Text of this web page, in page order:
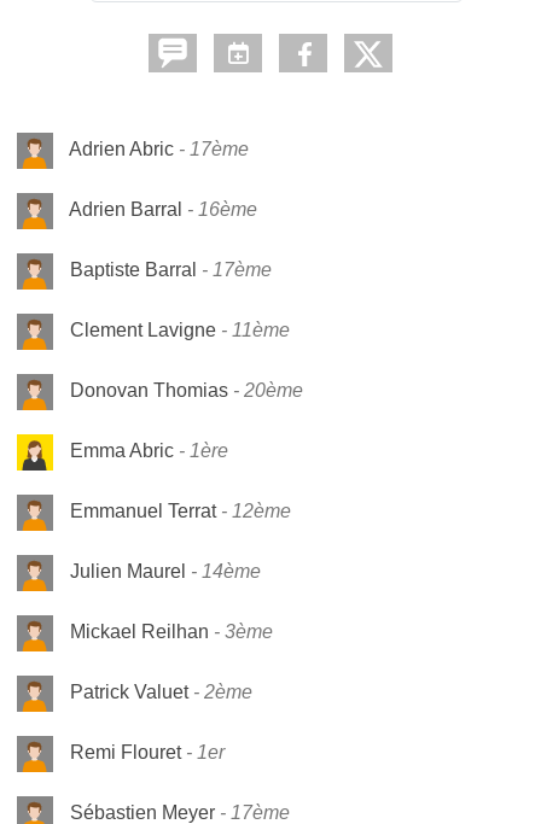
Adrien Abric 17ème
Adrien Barral 16ème
Baptiste Barral 17ème
Clement Lavigne 11ème
Donovan Thomias 20ème
Emma Abric 1ère
Emmanuel Terrat 12ème
Julien Maurel 14ème
Mickael Reilhan 3ème
Patrick Valuet 2ème
Remi Flouret 1er
Sébastien Meyer 17ème